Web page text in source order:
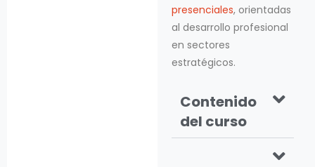
presenciales, orientadas
al desarrollo profesional
en sectores
estratégicos.
Contenido
del curso